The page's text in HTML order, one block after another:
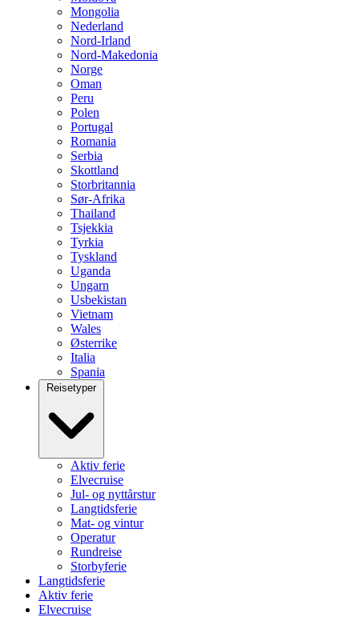
Mongolia
Nederland
Nord-Irland
Nord-Makedonia
Norge
Oman
Peru
Polen
Portugal
Romania
Serbia
Skottland
Storbritannia
Sør-Afrika
Thailand
Tsjekkia
Tyrkia
Tyskland
Uganda
Ungarn
Usbekistan
Vietnam
Wales
Østerrike
Italia
Spania
Reisetyper
Aktiv ferie
Elvecruise
Jul- og nyttårstur
Langtidsferie
Mat- og vintur
Operatur
Rundreise
Storbyferie
Langtidsferie
Aktiv ferie
Elvecruise